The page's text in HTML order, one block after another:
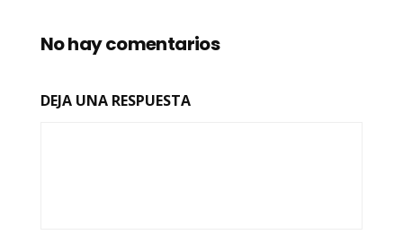
No hay comentarios
DEJA UNA RESPUESTA